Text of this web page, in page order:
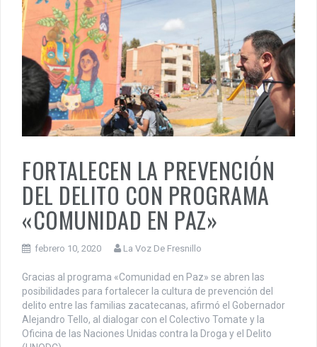
FORTALECEN LA PREVENCIÓN
DEL DELITO CON PROGRAMA
«COMUNIDAD EN PAZ»
febrero 10, 2020 La Voz De Fresnillo
Gracias al programa «Comunidad en Paz» se abren las
posibilidades para fortalecer la cultura de prevención del
delito entre las familias zacatecanas, afirmó el Gobernador
Alejandro Tello, al dialogar con el Colectivo Tomate y la
Oficina de las Naciones Unidas contra la Droga y el Delito